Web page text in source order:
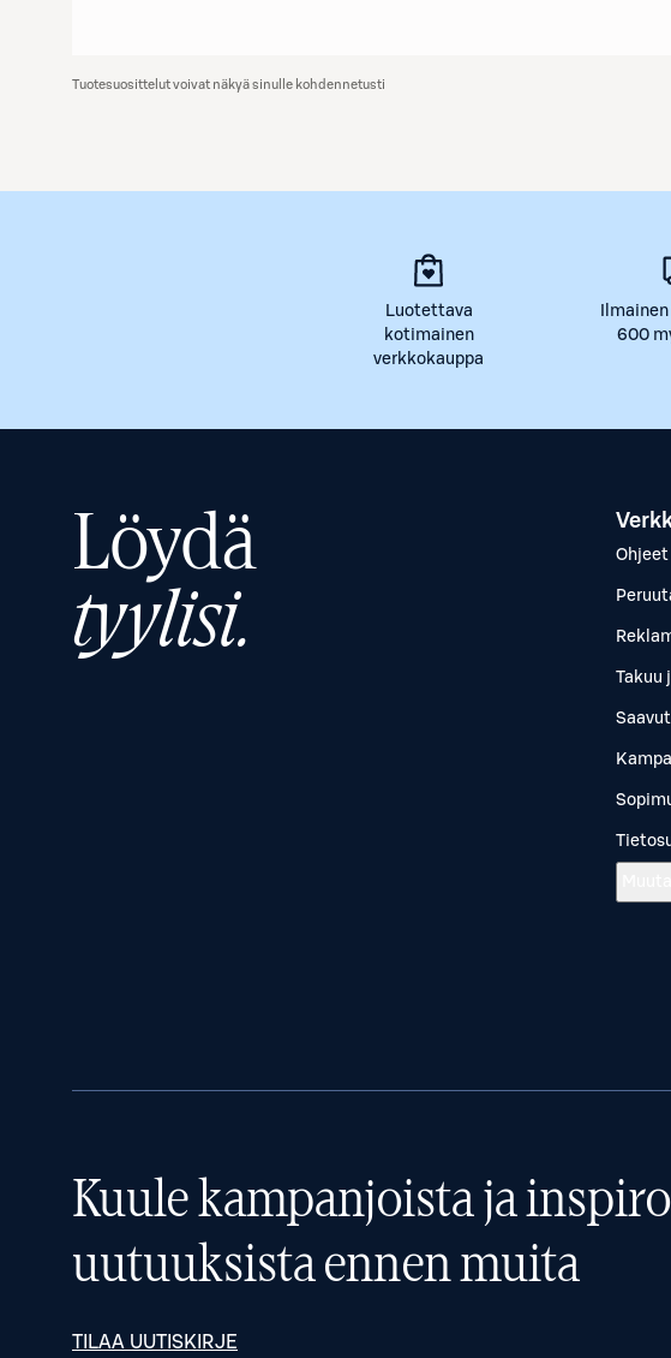
Tuotesuosittelut voivat näkyä sinulle kohdennetusti
Luotettava
kotimainen
verkkokauppa
600
Löydä
tyylisi.
Ohjeet
Takuu
Kuule kampanjoista ja
uutuuksista ennen muita
TILAA UUTISKIRJE